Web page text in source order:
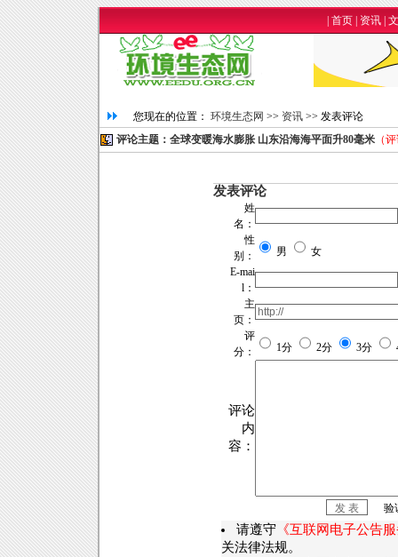
首页 资讯
您现在的位置： 环境生态网 >> 资讯 >> 发表评论
评论主题：全球变暖海水膨胀 山东沿海海平面升80毫米 （
发表评论
姓
名：
性
别：
男
女
E-mai
l：
主
页：
评
分：
1分 2分 3分
评论
内
容：
验
请遵守 《互联网电子公告
关法律法规。